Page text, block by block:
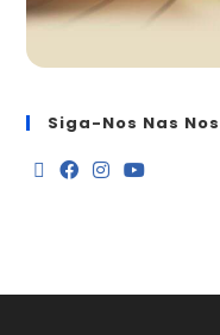
Siga-Nos Nas